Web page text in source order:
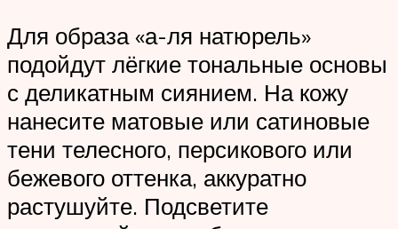
Для образа «а-ля натюрель»
подойдут лёгкие тональные основы
с деликатным сиянием. На кожу
нанесите матовые или сатиновые
тени телесного, персикового или
бежевого оттенка, аккуратно
растушуйте. Подсветите